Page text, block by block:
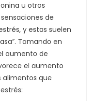
u otros
de
y estas suelen
Tomando en
aumento de
el aumento
alimentos que